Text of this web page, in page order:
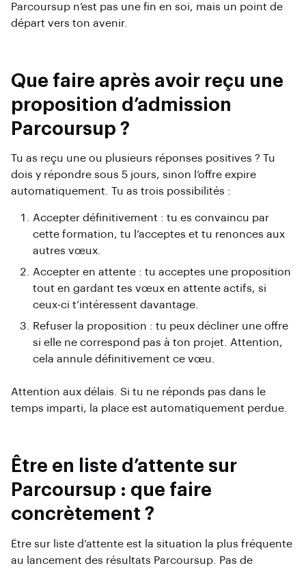
Parcoursup n’est pas une fin en soi, mais un point de
départ vers ton avenir.
Que faire après avoir reçu une
proposition d’admission
Parcoursup ?
Tu as reçu une ou plusieurs réponses positives ? Tu
dois y répondre sous 5 jours, sinon l’offre expire
automatiquement. Tu as trois possibilités :
Accepter définitivement : tu es convaincu par
cette formation, tu l’acceptes et tu renonces aux
autres vœux.
Accepter en attente : tu acceptes une proposition
tout en gardant tes vœux en attente actifs, si
ceux-ci t’intéressent davantage.
Refuser la proposition : tu peux décliner une offre
si elle ne correspond pas à ton projet. Attention,
cela annule définitivement ce vœu.
Attention aux délais. Si tu ne réponds pas dans le
temps imparti, la place est automatiquement perdue.
Être en liste d’attente sur
Parcoursup : que faire
concrètement ?
Être sur liste d’attente est la situation la plus fréquente
au lancement des résultats Parcoursup. Pas de